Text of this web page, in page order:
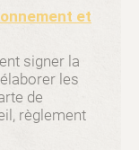
et
signer la
les
de
règlement